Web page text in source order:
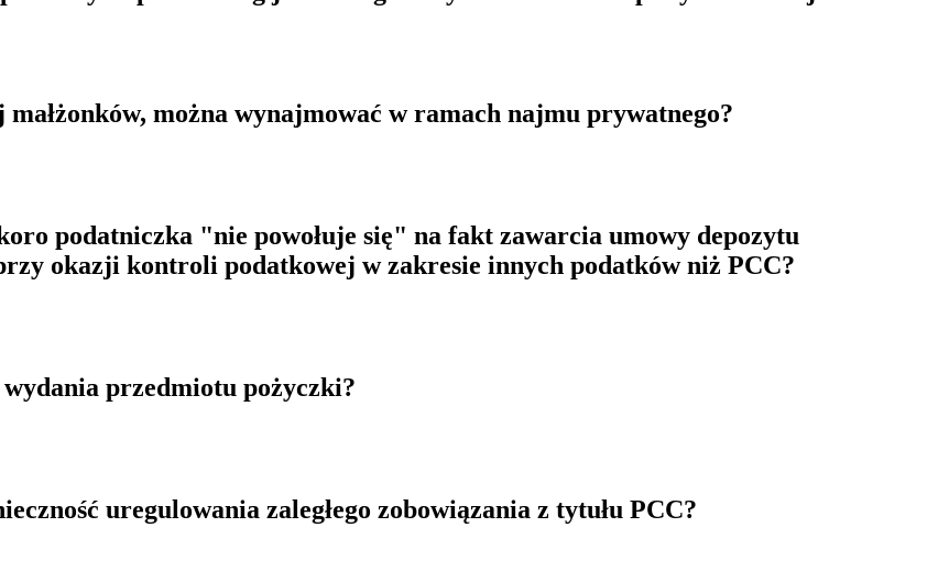
można wynajmować w ramach najmu prywatnego?
podatniczka "nie powołuje się" na fakt zawarcia umowy depozytu
okazji kontroli podatkowej w zakresie innych podatków niż PCC?
przedmiotu pożyczki?
uregulowania zaległego zobowiązania z tytułu PCC?